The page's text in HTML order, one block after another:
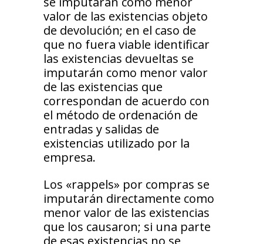
valor de las existencias objeto
de devolución; en el caso de
que no fuera viable identificar
las existencias devueltas se
imputarán como menor valor
de las existencias que
correspondan de acuerdo con
el método de ordenación de
entradas y salidas de
existencias utilizado por la
empresa.
Los «rappels» por compras se
imputarán directamente como
menor valor de las existencias
que los causaron; si una parte
de esas existencias no se